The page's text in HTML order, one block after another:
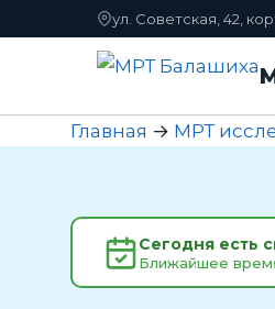
ул. Советская, 42,
Главная → МРТ
Сегодня есть
Ближайшее